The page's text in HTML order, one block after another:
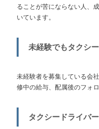
ることが苦にならない人、
いています。
未経験でもタクシ
未経験者を募集している会
修中の給与、配属後のフォ
タクシードライバ